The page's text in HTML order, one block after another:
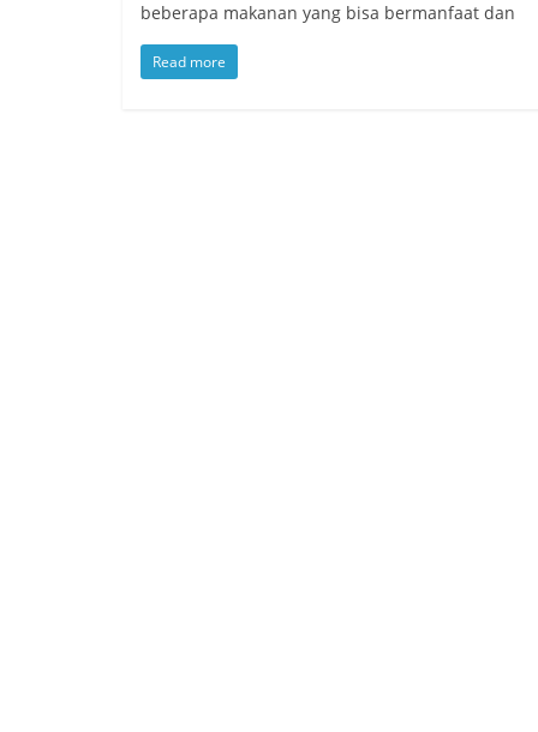
beberapa makanan yang bisa bermanfaat dan
Read more